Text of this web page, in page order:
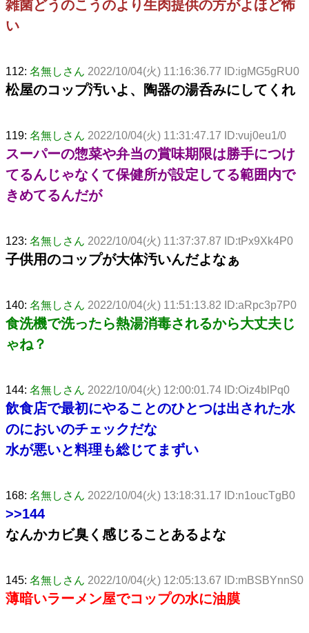
雑菌どうのこうのより生肉提供の方がよほど怖
い
112: 名無しさん 2022/10/04(火) 11:16:36.77 ID:igMG5gRU0
松屋のコップ汚いよ、陶器の湯呑みにしてくれ
119: 名無しさん 2022/10/04(火) 11:31:47.17 ID:vuj0eu1/0
スーパーの惣菜や弁当の賞味期限は勝手につけ
てるんじゃなくて保健所が設定してる範囲内で
きめてるんだが
123: 名無しさん 2022/10/04(火) 11:37:37.87 ID:tPx9Xk4P0
子供用のコップが大体汚いんだよなぁ
140: 名無しさん 2022/10/04(火) 11:51:13.82 ID:aRpc3p7P0
食洗機で洗ったら熱湯消毒されるから大丈夫じ
ゃね？
144: 名無しさん 2022/10/04(火) 12:00:01.74 ID:Oiz4blPq0
飲食店で最初にやることのひとつは出された水
のにおいのチェックだな
水が悪いと料理も総じてまずい
168: 名無しさん 2022/10/04(火) 13:18:31.17 ID:n1oucTgB0
>>144
なんかカビ臭く感じることあるよな
145: 名無しさん 2022/10/04(火) 12:05:13.67 ID:mBSBYnnS0
薄暗いラーメン屋でコップの水に油膜